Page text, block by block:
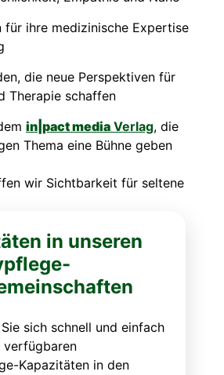
für ihre medizinische Expertise
die neue Perspektiven für
Therapie schaffen
in|pact media Verlag, die
Thema eine Bühne geben
wir Sichtbarkeit für seltene
in unseren
sich schnell und einfach
verfügbaren
Kapazitäten in den